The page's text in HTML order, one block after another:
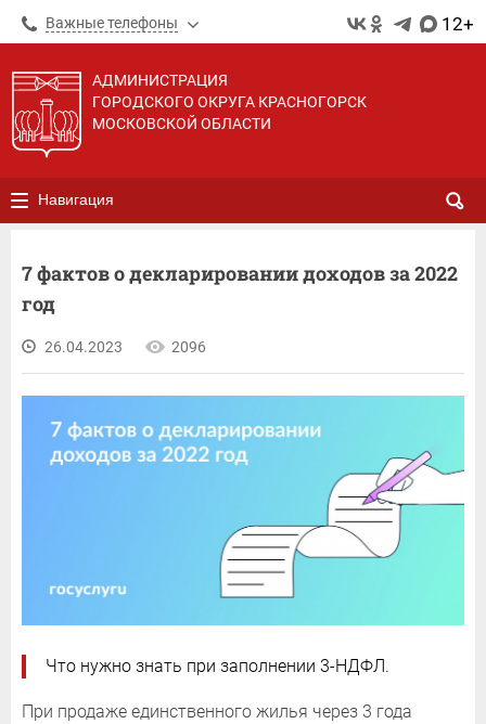
Важные телефоны 12+
АДМИНИСТРАЦИЯ
ГОРОДСКОГО ОКРУГА КРАСНОГОРСК
МОСКОВСКОЙ ОБЛАСТИ
Навигация
7 фактов о декларировании доходов за 2022
год
26.04.2023 2096
Что нужно знать при заполнении 3-НДФЛ.
При продаже единственного жилья через 3 года